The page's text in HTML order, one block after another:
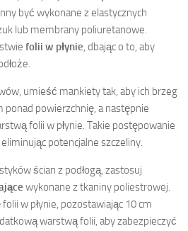
być wykonane z elastycznych
lub membrany poliuretanowe.
folii w płynie, dbając o to, aby
umieść mankiety tak, aby ich brzeg
ponad powierzchnię, a następnie
folii w płynie. Takie postępowanie
potencjalne szczeliny.
ścian z podłogą, zastosuj
wykonane z tkaniny poliestrowej.
w płynie, pozostawiając 10 cm
warstwą folii, aby zabezpieczyć